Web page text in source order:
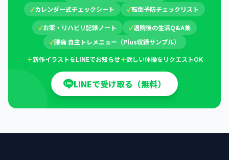
✓カレンダー式チェックシート ✓転倒予防チェックリスト
✓お薬・リハビリ記録ノート ✓退院後の生活Q&A集
✓腰痛 自主トレメニュー（Plus収録サンプル）
＋新作イラストをLINEでお知らせ＋欲しい体操をリクエストOK
LINEで受け取る（無料）